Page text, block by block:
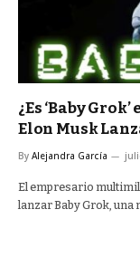
¿Es ‘Baby
Elon Musk
By Alejandra García
El empresario
lanzar Baby Grok, una